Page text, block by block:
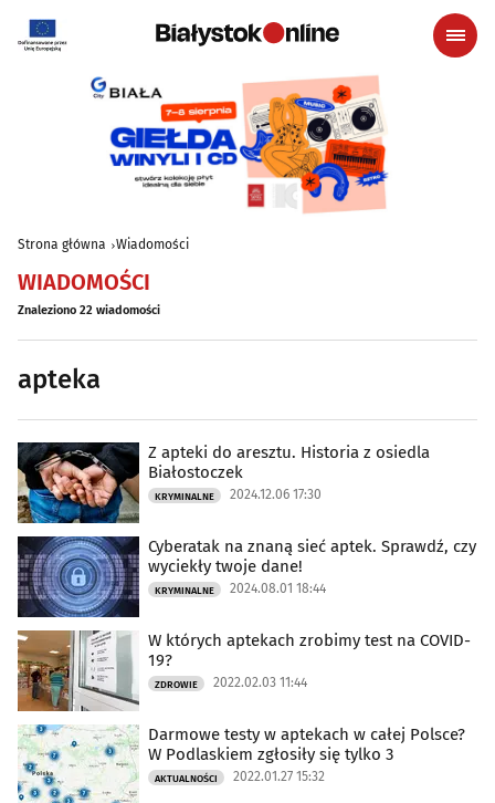
Strona główna Wiadomości
WIADOMOŚCI
Znaleziono 22 wiadomości
apteka
Z apteki do aresztu. Historia z osiedla
Białostoczek
KRYMINALNE 2024.12.06 17:30
Cyberatak na znaną sieć aptek. Sprawdź, czy
wyciekły twoje dane!
KRYMINALNE 2024.08.01 18:44
W których aptekach zrobimy test na COVID-
19?
ZDROWIE 2022.02.03 11:44
Darmowe testy w aptekach w całej Polsce?
W Podlaskiem zgłosiły się tylko 3
AKTUALNOŚCI 2022.01.27 15:32